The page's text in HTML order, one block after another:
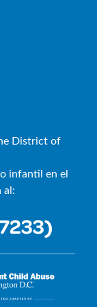
District of
infantil en el
al: